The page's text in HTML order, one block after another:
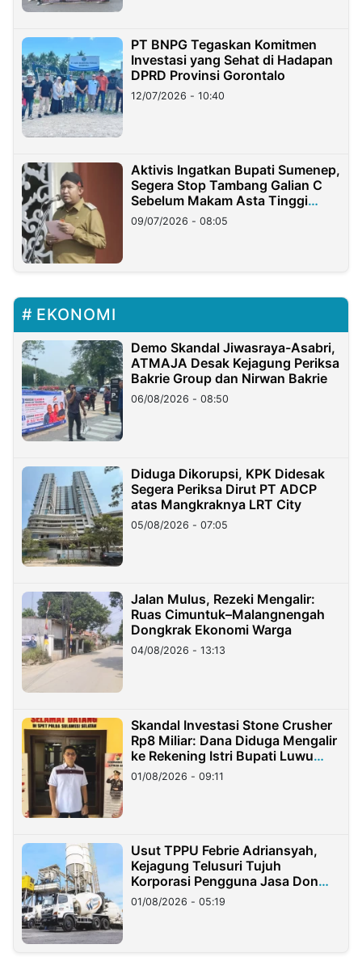
PT BNPG Tegaskan Komitmen
Investasi yang Sehat di Hadapan
DPRD Provinsi Gorontalo
12/07/2026 - 10:40
Aktivis Ingatkan Bupati Sumenep,
Segera Stop Tambang Galian C
Sebelum Makam Asta Tinggi
Longsor
09/07/2026 - 08:05
EKONOMI
Demo Skandal Jiwasraya-Asabri,
ATMAJA Desak Kejagung Periksa
Bakrie Group dan Nirwan Bakrie
06/08/2026 - 08:50
Diduga Dikorupsi, KPK Didesak
Segera Periksa Dirut PT ADCP
atas Mangkraknya LRT City
05/08/2026 - 07:05
Jalan Mulus, Rezeki Mengalir:
Ruas Cimuntuk–Malangnengah
Dongkrak Ekonomi Warga
04/08/2026 - 13:13
Skandal Investasi Stone Crusher
Rp8 Miliar: Dana Diduga Mengalir
ke Rekening Istri Bupati Luwu
Timur
01/08/2026 - 09:11
Usut TPPU Febrie Adriansyah,
Kejagung Telusuri Tujuh
Korporasi Pengguna Jasa Don
Ritto
01/08/2026 - 05:19